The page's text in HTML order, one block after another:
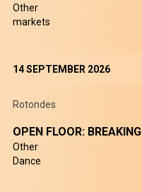
Other
markets
14 SEPTEMBER 2026
Rotondes
OPEN FLOOR: BREAKING
Other
Dance